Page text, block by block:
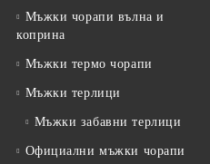
Мъжки чорапи вълна и
коприна
Мъжки термо чорапи
Мъжки терлици
Мъжки забавни терлици
Официални мъжки чорапи